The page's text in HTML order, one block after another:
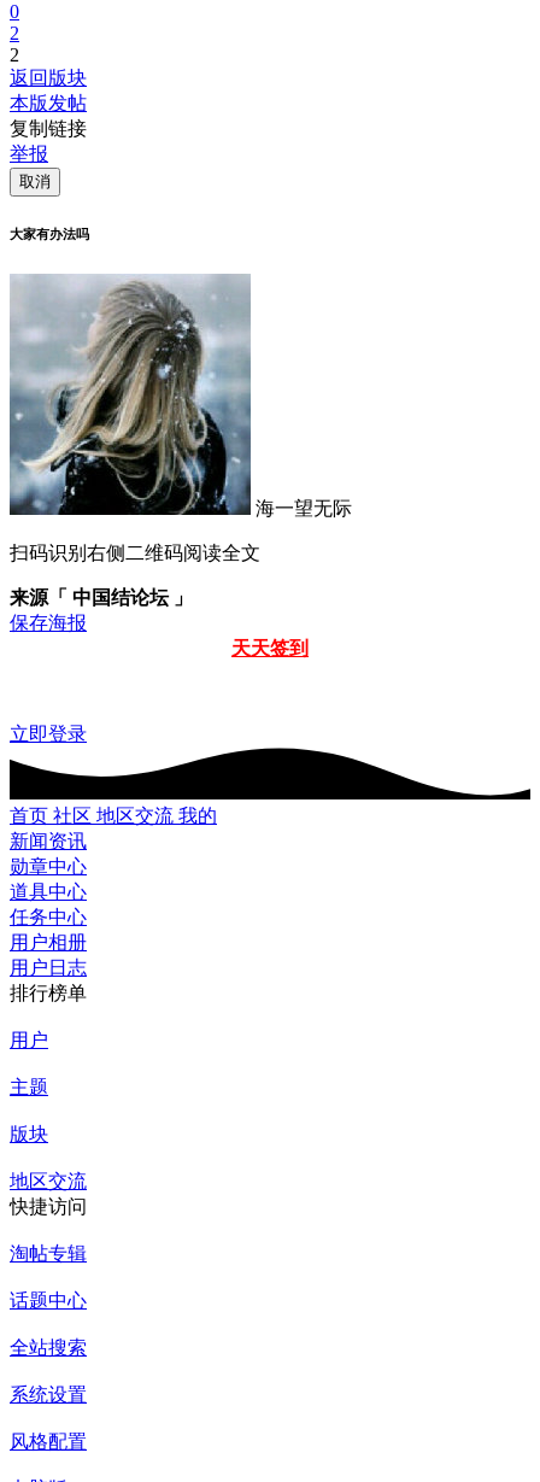
0
2
2
返回版块
本版发帖
复制链接
举报
取消
大家有办法吗
海一望无际
扫码识别右侧二维码阅读全文
来源「 中国结论坛 」
保存海报
天天签到
立即登录
首页 社区 地区交流 我的
新闻资讯
勋章中心
道具中心
任务中心
用户相册
用户日志
排行榜单
用户
主题
版块
地区交流
快捷访问
淘帖专辑
话题中心
全站搜索
系统设置
风格配置